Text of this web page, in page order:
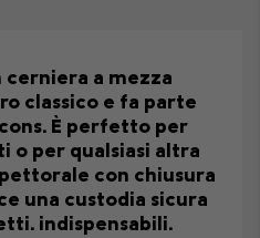
a mezza
classico e fa parte
È perfetto per
o per qualsiasi altra
con chiusura
una custodia sicura
indispensabili.